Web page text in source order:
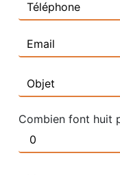
Combien font huit